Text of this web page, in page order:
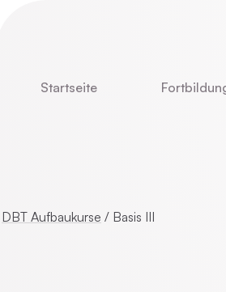
Startseite
Kinder- und
DBT Aufbaukurse / Basis III